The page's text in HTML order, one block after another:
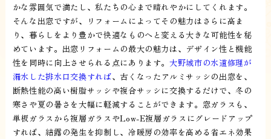
かな雰囲気で満たし、私たちの心まで晴れやかにしてくれます。
そんな出窓ですが、リフォームによってその魅力はさらに高ま
り、暮らしをより豊かで快適なものへと変える大きな可能性を秘
めています。出窓リフォームの最大の魅力は、デザイン性と機能
性を同時に向上させられる点にあります。大野城市の水道修理が
漏水した排水口交換すれば、古くなったアルミサッシの出窓を、
断熱性能の高い樹脂サッシや複合サッシに交換するだけで、冬の
寒さや夏の暑さを大幅に軽減することができます。窓ガラスも、
単板ガラスから複層ガラスやLow-E複層ガラスにグレードアップ
すれば、結露の発生を抑制し、冷暖房の効率を高める省エネ効果